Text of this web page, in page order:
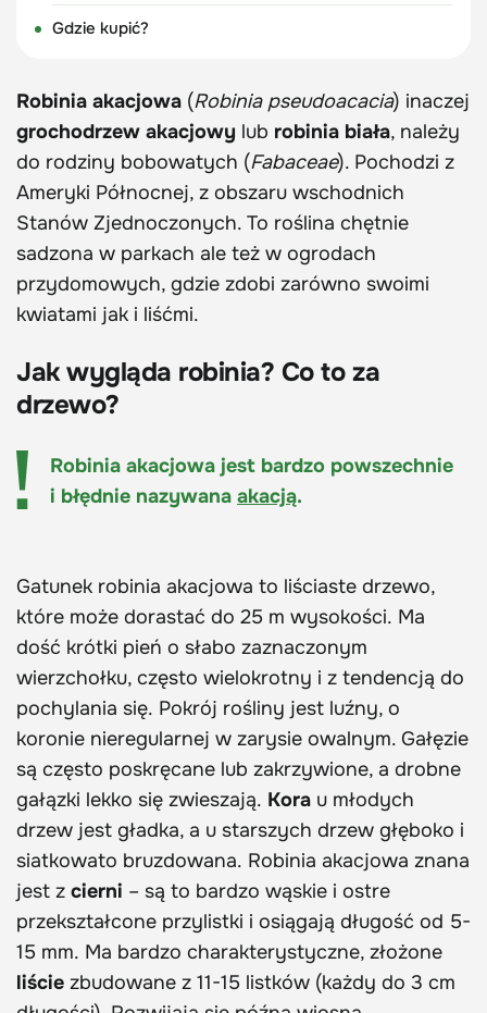
Gdzie kupić?
Robinia akacjowa (Robinia pseudoacacia) inaczej
grochodrzew akacjowy lub robinia biała, należy
do rodziny bobowatych (Fabaceae). Pochodzi z
Ameryki Północnej, z obszaru wschodnich
Stanów Zjednoczonych. To roślina chętnie
sadzona w parkach ale też w ogrodach
przydomowych, gdzie zdobi zarówno swoimi
kwiatami jak i liśćmi.
Jak wygląda robinia? Co to za
drzewo?
Robinia akacjowa jest bardzo powszechnie
i błędnie nazywana akacją.
Gatunek robinia akacjowa to liściaste drzewo,
które może dorastać do 25 m wysokości. Ma
dość krótki pień o słabo zaznaczonym
wierzchołku, często wielokrotny i z tendencją do
pochylania się. Pokrój rośliny jest luźny, o
koronie nieregularnej w zarysie owalnym. Gałęzie
są często poskręcane lub zakrzywione, a drobne
gałązki lekko się zwieszają. Kora u młodych
drzew jest gładka, a u starszych drzew głęboko i
siatkowato bruzdowana. Robinia akacjowa znana
jest z cierni – są to bardzo wąskie i ostre
przekształcone przylistki i osiągają długość od 5-
15 mm. Ma bardzo charakterystyczne, złożone
liście zbudowane z 11-15 listków (każdy do 3 cm